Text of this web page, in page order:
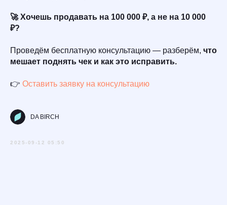
🚀 Хочешь продавать на 100 000 ₽, а не на 10 000
₽?
Проведём бесплатную консультацию — разберём, что
мешает поднять чек и как это исправить.
👉 Оставить заявку на консультацию
DA BIRCH
2025-09-12 05:50